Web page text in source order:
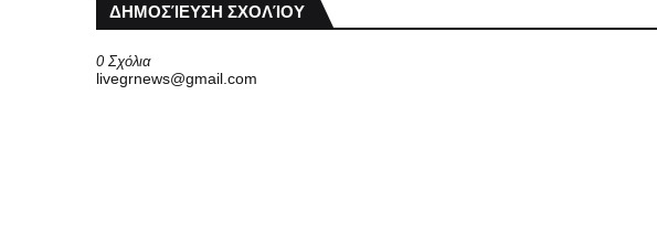
ΔΗΜΟΣΊΕΥΣΗ ΣΧΟΛΊΟΥ
0 Σχόλια
livegrnews@gmail.com